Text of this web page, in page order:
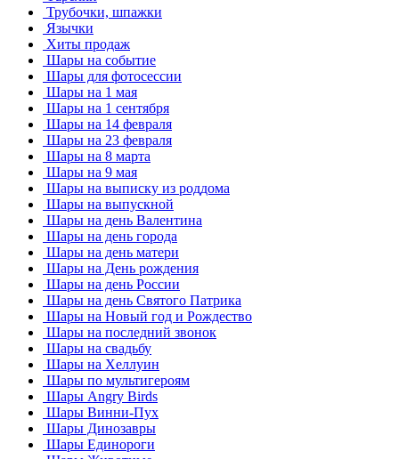
Трубочки, шпажки
Язычки
Хиты продаж
Шары на событие
Шары для фотосессии
Шары на 1 мая
Шары на 1 сентября
Шары на 14 февраля
Шары на 23 февраля
Шары на 8 марта
Шары на 9 мая
Шары на выписку из роддома
Шары на выпускной
Шары на день Валентина
Шары на день города
Шары на день матери
Шары на День рождения
Шары на день России
Шары на день Святого Патрика
Шары на Новый год и Рождество
Шары на последний звонок
Шары на свадьбу
Шары на Хеллуин
Шары по мультигероям
Шары Angry Birds
Шары Винни-Пух
Шары Динозавры
Шары Единороги